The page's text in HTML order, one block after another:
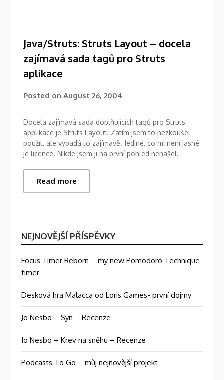
Java/Struts: Struts Layout – docela
zajímavá sada tagů pro Struts
aplikace
Posted onAugust 26, 2004
Docela zajímavá sada doplňujících tagů pro Struts
applikace je Struts Layout. Zatím jsem to nezkoušel
použít, ale vypadá to zajímavě. Jediné, co mi není jasné
je licence. Nikde jsem ji na první pohled nenašel.
Read more
NEJNOVĚJŠÍ PŘÍSPĚVKY
Focus Timer Reborn – my new Pomodoro Technique
timer
Desková hra Malacca od Loris Games- první dojmy
Jo Nesbo – Syn – Recenze
Jo Nesbo – Krev na sněhu – Recenze
Podcasts To Go – můj nejnovější projekt